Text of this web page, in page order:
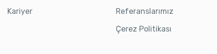
Kariyer
Referanslarımız
Çerez Politikası